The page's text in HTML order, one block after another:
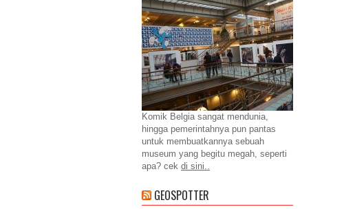
Komik Belgia sangat mendunia,
hingga pemerintahnya pun pantas
untuk membuatkannya sebuah
museum yang begitu megah, seperti
apa? cek di sini..
GEOSPOTTER